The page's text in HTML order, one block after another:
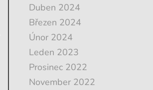
Duben 2024
Březen 2024
Únor 2024
Leden 2023
Prosinec 2022
November 2022